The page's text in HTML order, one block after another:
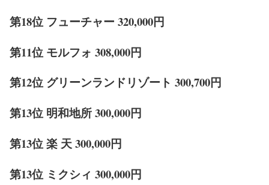
第18位 フューチャー 320,000円
第11位 モルフォ 308,000円
第12位 グリーンランドリゾート 300,700円
第13位 明和地所 300,000円
第13位 楽 天 300,000円
第13位 ミクシィ 300,000円